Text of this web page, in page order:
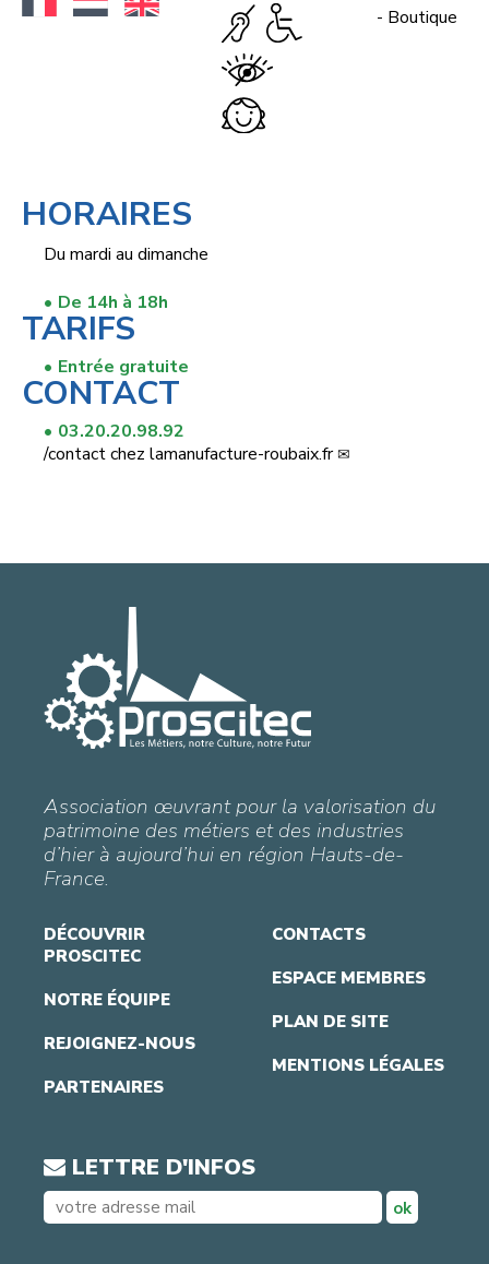
- Boutique
HORAIRES
Du mardi au dimanche
De 14h à 18h
TARIFS
Entrée gratuite
CONTACT
03.20.20.98.92
/contactchez lamanufacture-roubaix.fr
Association œuvrant pour la valorisation du
patrimoine des métiers et des industries
d’hier à aujourd’hui en région Hauts-de-
France.
DÉCOUVRIR
PROSCITEC
NOTRE ÉQUIPE
REJOIGNEZ-NOUS
PARTENAIRES
CONTACTS
ESPACE MEMBRES
PLAN DE SITE
MENTIONS LÉGALES
LETTRE D'INFOS